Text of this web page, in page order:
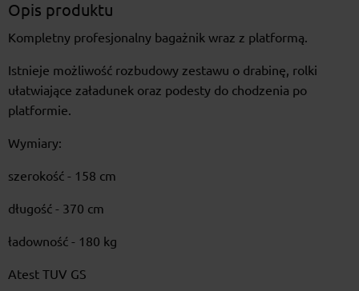
Opis produktu
Kompletny profesjonalny bagażnik wraz z platformą.
Istnieje możliwość rozbudowy zestawu o drabinę, rolki
ułatwiające załadunek oraz podesty do chodzenia po
platformie.
Wymiary:
szerokość - 158 cm
długość - 370 cm
ładowność - 180 kg
Atest TUV GS